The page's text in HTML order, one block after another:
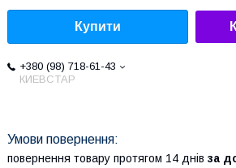
Купити
+380 (98) 718-61-43
КИЕВСТАР
повернення товару протягом 14 днів за